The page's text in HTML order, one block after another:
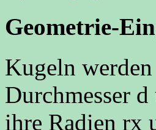
Geometrie-
Kugeln
Durchmesser
ihre Radien rx